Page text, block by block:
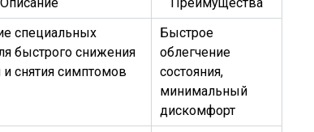
специальных
быстрого снижения
и снятия симптомов
Быстрое
облегчение
состояния,
минимальный
дискомфорт